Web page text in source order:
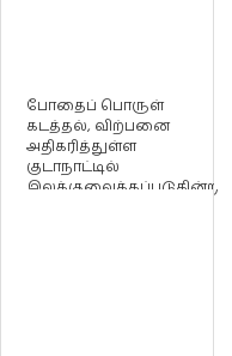
போதைப் பொருள்
கடத்தல், விற்பனை
அதிகரித்துள்ள
குடாநாட்டில்
இலக்குவைக்கப்படுகின்ற